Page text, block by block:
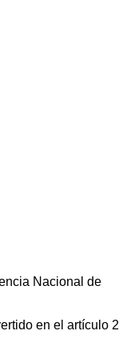
Nacional de
en el artículo 2